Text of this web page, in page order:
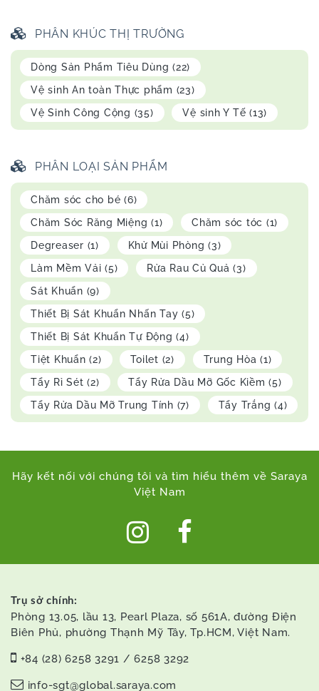
PHÂN KHÚC THỊ TRƯỜNG
Dòng Sản Phẩm Tiêu Dùng (22)
Vệ sinh An toàn Thực phẩm (23)
Vệ Sinh Công Cộng (35) Vệ sinh Y Tế (13)
PHÂN LOẠI SẢN PHẨM
Chăm sóc cho bé (6)
Chăm Sóc Răng Miệng (1) Chăm sóc tóc (1)
Degreaser (1) Khử Mùi Phòng (3)
Làm Mềm Vải (5) Rửa Rau Củ Quả (3)
Sát Khuẩn (9)
Thiết Bị Sát Khuẩn Nhấn Tay (5)
Thiết Bị Sát Khuẩn Tự Động (4)
Tiệt Khuẩn (2) Toilet (2) Trung Hòa (1)
Tẩy Rỉ Sét (2) Tẩy Rửa Dầu Mỡ Gốc Kiềm (5)
Tẩy Rửa Dầu Mỡ Trung Tính (7) Tẩy Trắng (4)
Hãy kết nối với chúng tôi và tìm hiểu thêm về Saraya
Việt Nam
Trụ sở chính:
Phòng 13.05, lầu 13, Pearl Plaza, số 561A, đường Điện
Biên Phủ, phường Thạnh Mỹ Tây, Tp.HCM, Việt Nam.
+84 (28) 6258 3291 / 6258 3292
info-sgt@global.saraya.com